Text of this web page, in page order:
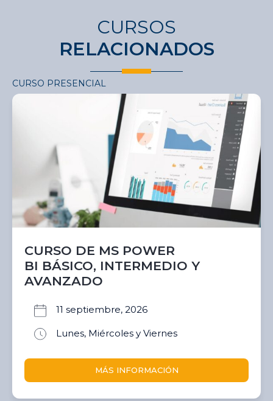
CURSOS
RELACIONADOS
CURSO PRESENCIAL
CURSO DE MS POWER
BI BÁSICO, INTERMEDIO Y
AVANZADO
11 septiembre, 2026
Lunes, Miércoles y Viernes
MÁS INFORMACIÓN